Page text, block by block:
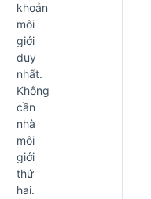
khoản
môi
giới
duy
nhất.
Không
cần
nhà
môi
giới
thứ
hai.